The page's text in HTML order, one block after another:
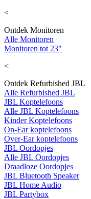
<
Ontdek Monitoren
Alle Monitoren
Monitoren tot 23"
<
Ontdek Refurbished JBL
Alle Refurbished JBL
JBL Koptelefoons
Alle JBL Koptelefoons
Kinder Koptelefoons
On-Ear koptelefoons
Over-Ear koptelefoons
JBL Oordopjes
Alle JBL Oordopjes
Draadloze Oordopjes
JBL Bluetooth Speaker
JBL Home Audio
JBL Partybox